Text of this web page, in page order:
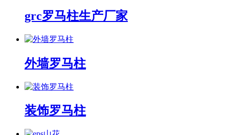
grc罗马柱生产厂家
外墙罗马柱
装饰罗马柱